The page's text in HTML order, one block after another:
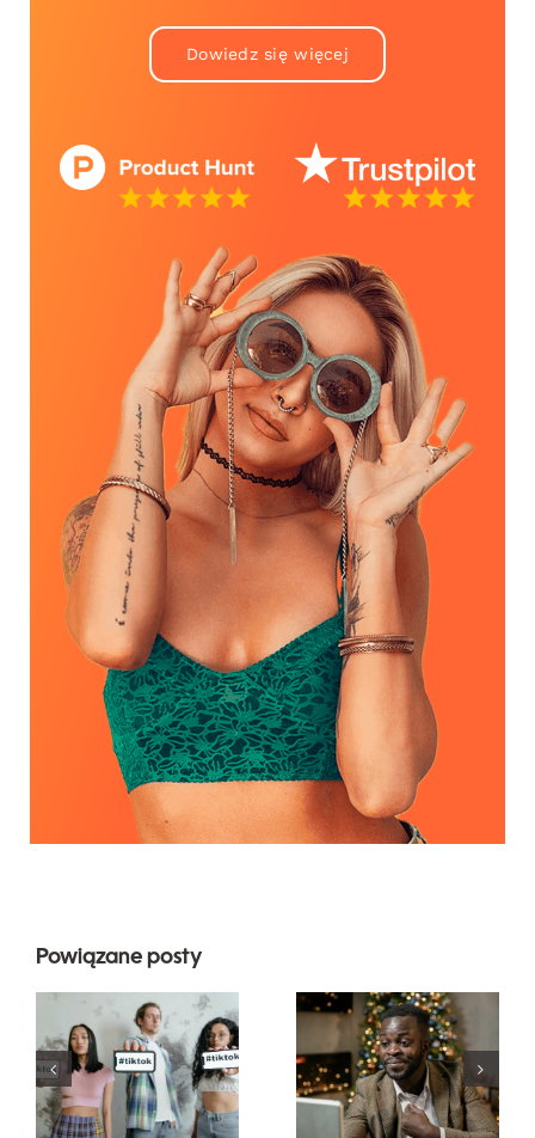
Dowiedz się więcej
Powiązane posty
Najlepsze
aplikacje do
edytowania
wideo do
tworzenia
Jak ukryć
obserwujących
na LinkedIn,
aby